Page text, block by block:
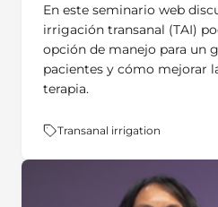
En este seminario web
irrigación transanal (TAI)
opción de manejo para un
pacientes y cómo mejorar
terapia.
Tema:
Transanal irrigation